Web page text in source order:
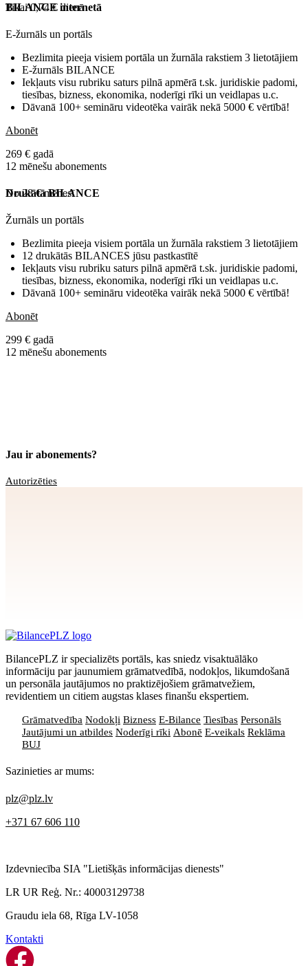
Tikai 0,74 € dienā
BILANCE internetā
E-žurnāls un portāls
Bezlimita pieeja visiem portāla un žurnāla rakstiem 3 lietotājiem
E-žurnāls BILANCE
Iekļauts visu rubriku saturs pilnā apmērā t.sk. juridiskie padomi,
tiesības, bizness, ekonomika, noderīgi rīki un veidlapas u.c.
Dāvanā 100+ semināru videotēka vairāk nekā 5000 € vērtībā!
Abonēt
269 € gadā
12 mēnešu abonements
No 28 € mēnesī
Drukātā BILANCE
Žurnāls un portāls
Bezlimita pieeja visiem portāla un žurnāla rakstiem 3 lietotājiem
12 drukātās BILANCES jūsu pastkastītē
Iekļauts visu rubriku saturs pilnā apmērā t.sk. juridiskie padomi,
tiesības, bizness, ekonomika, noderīgi rīki un veidlapas u.c.
Dāvanā 100+ semināru videotēka vairāk nekā 5000 € vērtībā!
Abonēt
299 € gadā
12 mēnešu abonements
Jau ir abonements?
Autorizēties
BilancePLZ ir specializēts portāls, kas sniedz visaktuālāko
informāciju par jaunumiem grāmatvedībā, nodokļos, likumdošanā
un personāla jautājumos no praktizējošiem grāmatvežiem,
revidentiem un citiem augstas klases finanšu ekspertiem.
Grāmatvedība Nodokļi Bizness E-Bilance Tiesības Personāls
Jautājumi un atbildes Noderīgi rīki Abonē E-veikals Reklāma
BUJ
Sazinieties ar mums:
plz@plz.lv
+371 67 606 110
Izdevniecība SIA "Lietišķās informācijas dienests"
LR UR Reģ. Nr.: 40003129738
Graudu iela 68, Rīga LV-1058
Kontakti